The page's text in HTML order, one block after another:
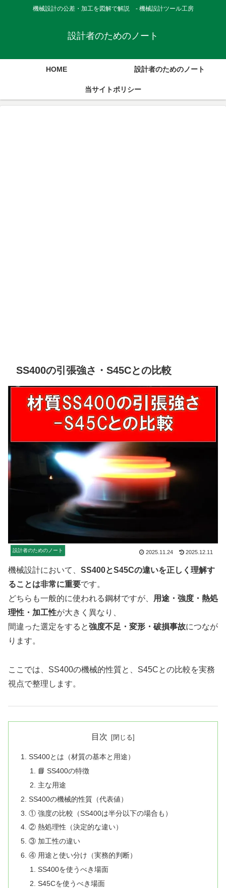
機械設計の公差・加工を図解で解説 - 機械設計ツール工房
設計者のためのノート
HOME 設計者のためのノート
当サイトポリシー
SS400の引張強さ・S45Cとの比較
設計者のためのノート 2025.11.24 2025.12.11
機械設計において、 SS400とS45Cの違いを正しく理解す
ることは非常に重要です。
どちらも一般的に使われる鋼材ですが、
用途・強度・熱処
理性・加工性が大きく異なり、
間違った選定をすると強度不足・変形・破損事故につなが
ります。
ここでは、SS400の機械的性質と、S45Cとの比較を実務
視点で整理します。
目次
SS400とは（材質の基本と用途）
📘 SS400の特徴
主な用途
SS400の機械的性質（代表値）
① 強度の比較（SS400は半分以下の場合も）
② 熱処理性（決定的な違い）
③ 加工性の違い
④ 用途と使い分け（実務的判断）
SS400を使うべき場面
S45Cを使うべき場面